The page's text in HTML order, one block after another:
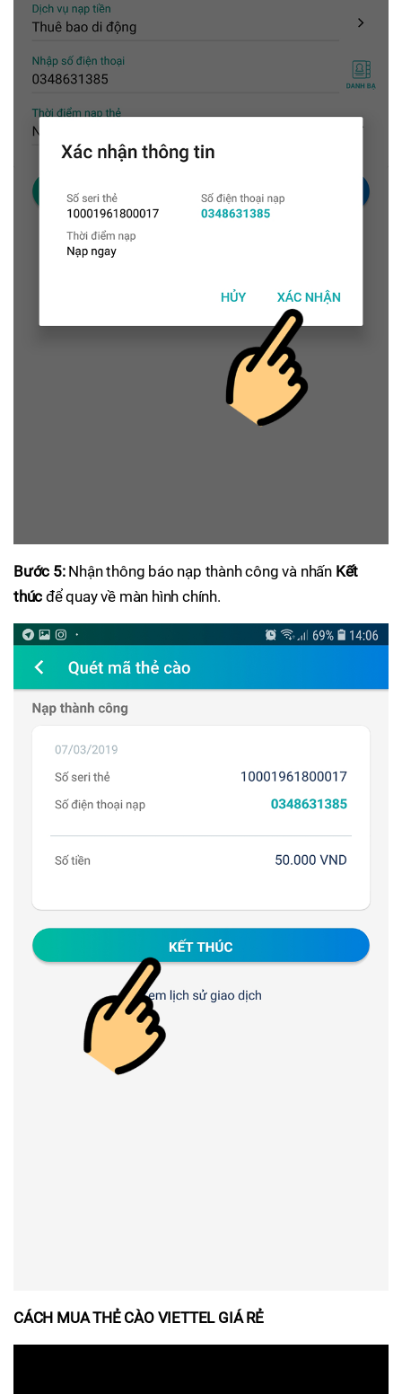
Bước 5:Nhận thông báo nạp thành công và nhấn Kết
thúc để quay về màn hình chính.
CÁCH MUA THẺ CÀO VIETTEL GIÁ RẺ